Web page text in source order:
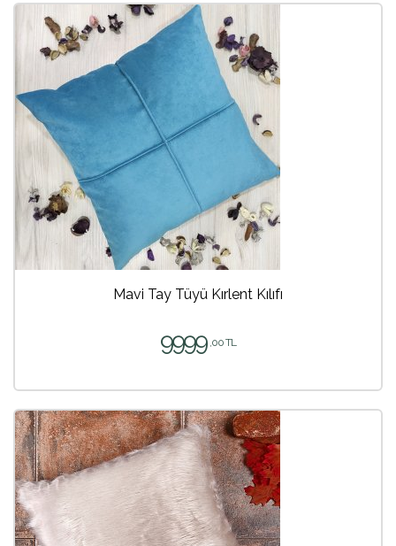
Mavi Tay Tüyü Kırlent Kılıfı
9999 ,00 TL